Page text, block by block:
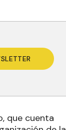
que cuenta